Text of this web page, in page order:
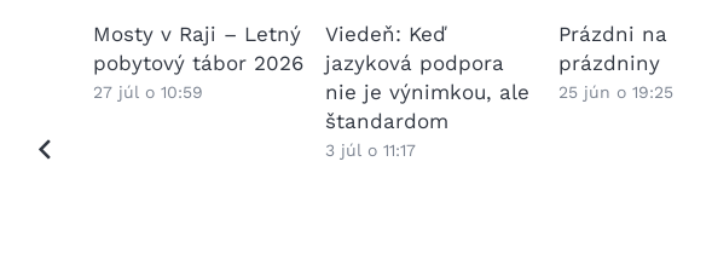
Mosty v Raji – Letný
pobytový tábor 2026
27 júl o 10:59
Viedeň: Keď
jazyková podpora
nie je výnimkou, ale
štandardom
3 júl o 11:17
Prázdni na
prázdniny
25 jún o 19:25